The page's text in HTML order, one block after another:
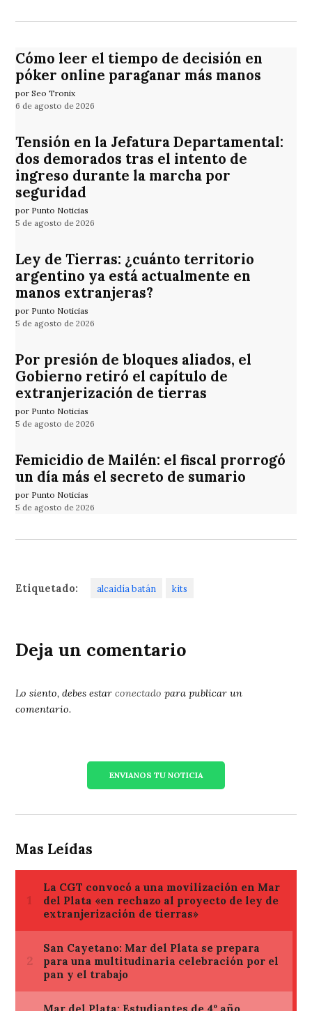
Cómo leer el tiempo de decisión en
póker online paraganar más manos
por Seo Tronix
6 de agosto de 2026
Tensión en la Jefatura Departamental:
dos demorados tras el intento de
ingreso durante la marcha por
seguridad
por Punto Noticias
5 de agosto de 2026
Ley de Tierras: ¿cuánto territorio
argentino ya está actualmente en
manos extranjeras?
por Punto Noticias
5 de agosto de 2026
Por presión de bloques aliados, el
Gobierno retiró el capítulo de
extranjerización de tierras
por Punto Noticias
5 de agosto de 2026
Femicidio de Mailén: el fiscal prorrogó
un día más el secreto de sumario
por Punto Noticias
5 de agosto de 2026
Etiquetado: alcaidía batán kits
Deja un comentario
Lo siento, debes estarconectado para publicar un
comentario.
ENVIANOS TU NOTICIA
Mas Leídas